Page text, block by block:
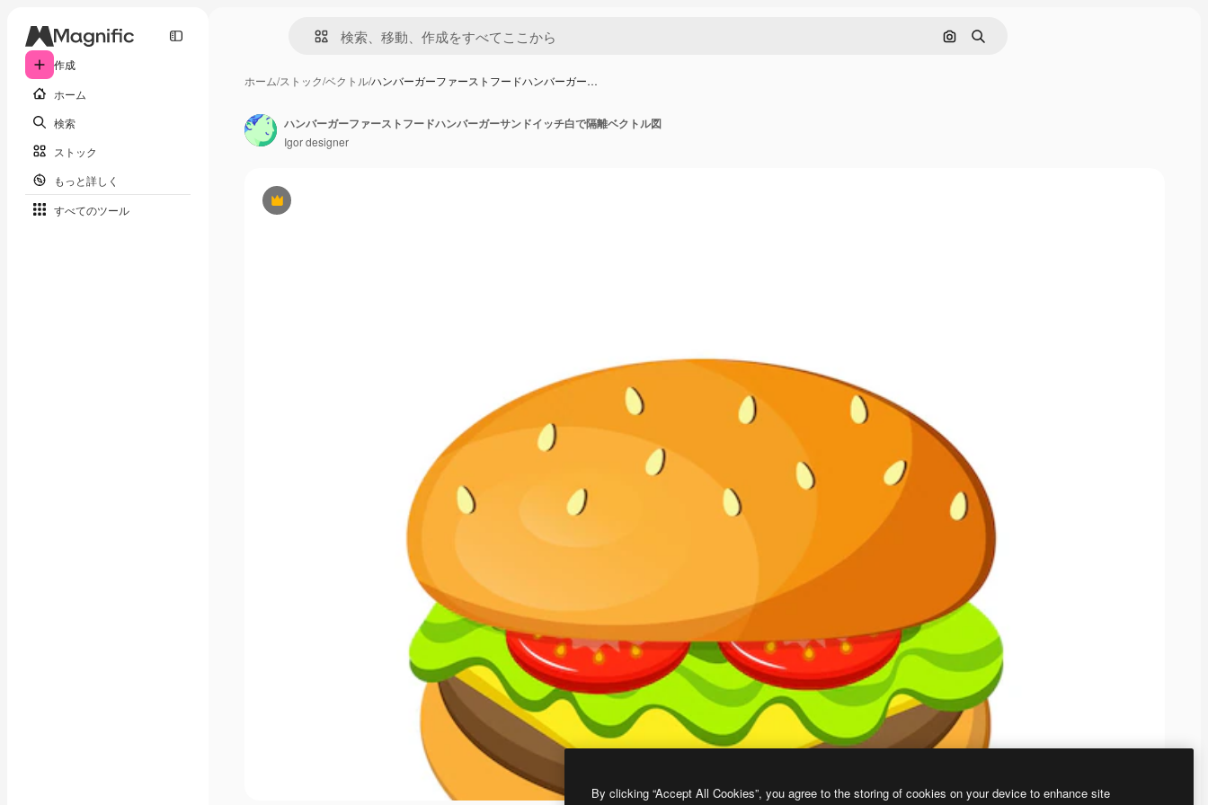
作成
ホーム
検索
ストック
もっと詳しく
すべてのツール
画像で検索
検索
ホーム/ストック/ベクトル/ハンバーガーファーストフードハンバーガー…
Premium
ハンバーガーファーストフードハンバーガーサンドイッチ白で隔離ベクトル図
Igor designer
By clicking “Accept All Cookies”, you agree to the storing of cookies on your device to enhance site